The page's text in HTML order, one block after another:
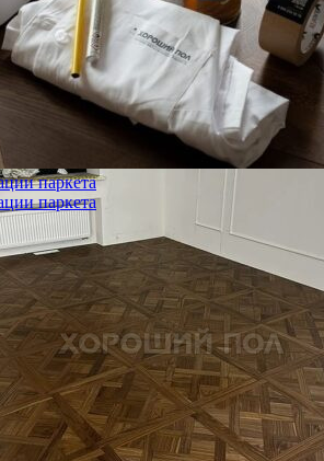
паркета
Coswick
Реставрация царапин. Полы,
воском. Системы для локального
МАСЛОМ. РЕСТАВРАЦИЯ